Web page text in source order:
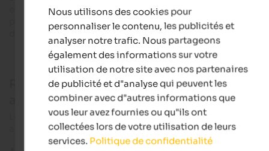
'Alta Pusteriamettent également chacun l'accent sur des
points particuliers et montrent à quel point les randonnées
dans les Dolomites peuvent être variées.
Randonnées dans les Dolomites : Du tour
alpages à la randonnée en montagne
Les randonnées dans les Dolomites sont très variées. Les
activités typiques de la région sont par exemple :
Nous utilisons des cookies pour
personnaliser le contenu, les publicités et
analyser notre trafic. Nous partageons
également des informations sur votre
utilisation de notre site avec nos partenaires
de publicité et d"analyse qui peuvent les
combiner avec d"autres informations que
vous leur avez fournies ou qu"ils ont
collectées lors de votre utilisation de leurs
services. Politique de confidentialité